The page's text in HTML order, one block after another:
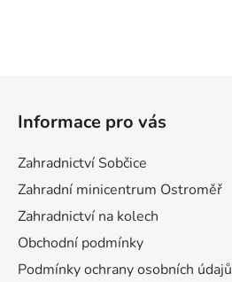
Informace pro vás
Zahradnictví Sobčice
Zahradní minicentrum Ostroměř
Zahradnictví na kolech
Obchodní podmínky
Podmínky ochrany osobních údajů